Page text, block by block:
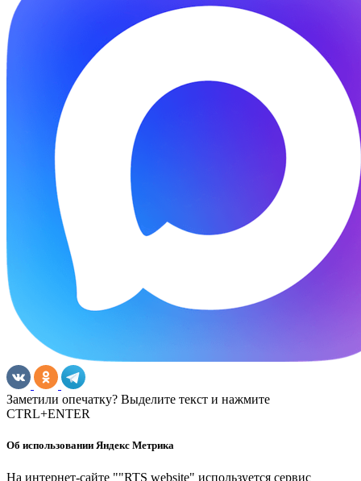
Заметили опечатку? Выделите текст и нажмите
CTRL+ENTER
Об использовании Яндекс Метрика
На интернет-сайте ""RTS website" используется сервис